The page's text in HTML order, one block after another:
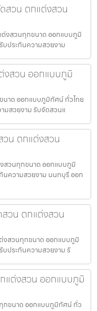
สวน ตกแต่งสวน
งสวนทุกขนาด ออกแบบภูมิ
บประกันความสวยงาม
งสวน ออกแบบภูมิ
าด ออกแบบภูมิทัศน์ ทั่วไทย
มสวยงาม รับจัดสวนแ
น ตกแต่งสวน
สวนทุกขนาด ออกแบบภูมิ
นความสวยงาม นนทบุรี ออก
วน ตกแต่งสวน
งสวนทุกขนาด ออกแบบภูมิ
บประกันความสวยงาม รั
แต่งสวน ออกแบบภูมิ
กขนาด ออกแบบภูมิทัศน์ ทั่ว